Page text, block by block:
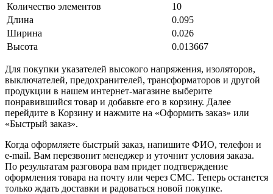
Количество элементов
10
Длина
0.095
Ширина
0.026
Высота
0.013667
Для покупки указателей высокого напряжения, изоляторов,
выключателей, предохранителей, трансформаторов и другой
продукции в нашем интернет-магазине выберите
понравившийся товар и добавьте его в корзину. Далее
перейдите в Корзину и нажмите на «Оформить заказ» или
«Быстрый заказ».
Когда оформляете быстрый заказ, напишите ФИО, телефон и
e-mail. Вам перезвонит менеджер и уточнит условия заказа.
По результатам разговора вам придет подтверждение
оформления товара на почту или через СМС. Теперь останется
только ждать доставки и радоваться новой покупке.